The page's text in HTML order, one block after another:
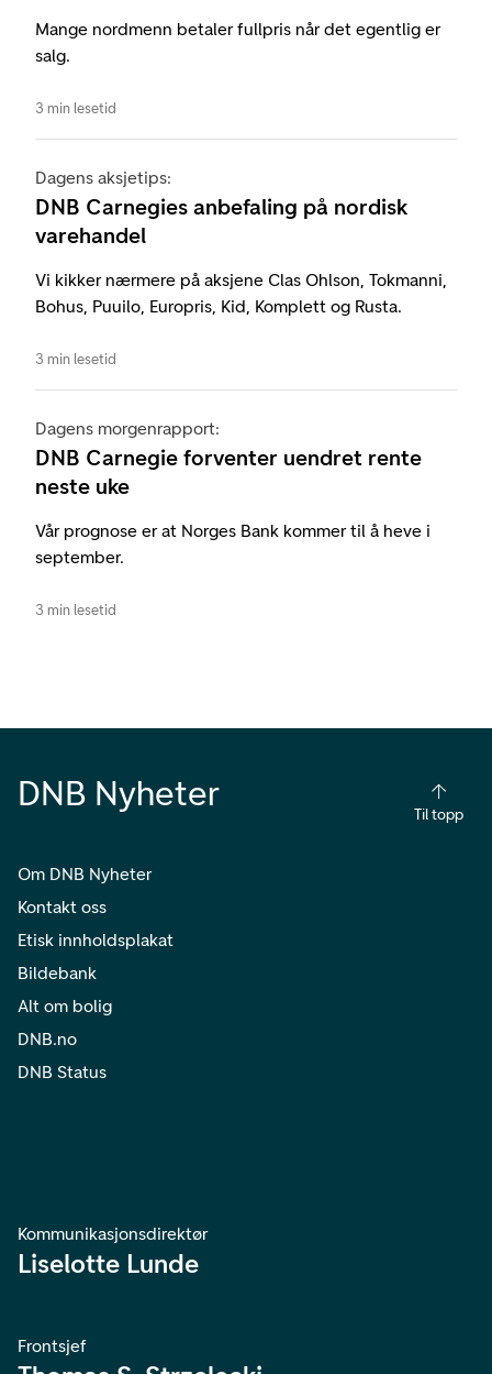
Mange nordmenn betaler fullpris når det egentlig er
salg.
3 min lesetid
Dagens aksjetips:
DNB Carnegies anbefaling på nordisk
varehandel
Vi kikker nærmere på aksjene Clas Ohlson, Tokmanni,
Bohus, Puuilo, Europris, Kid, Komplett og Rusta.
3 min lesetid
Dagens morgenrapport:
DNB Carnegie forventer uendret rente
neste uke
Vår prognose er at Norges Bank kommer til å heve i
september.
3 min lesetid
DNB Nyheter
Til topp
Om DNB Nyheter
Kontakt oss
Etisk innholdsplakat
Bildebank
Alt om bolig
DNB.no
DNB Status
Kommunikasjonsdirektør
Liselotte Lunde
Frontsjef